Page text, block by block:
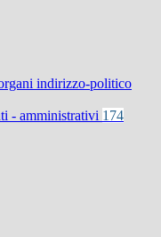
indirizzo-politico
- amministrativi 174